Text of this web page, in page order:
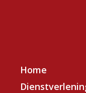
Home